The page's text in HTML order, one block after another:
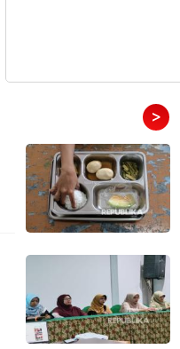
>